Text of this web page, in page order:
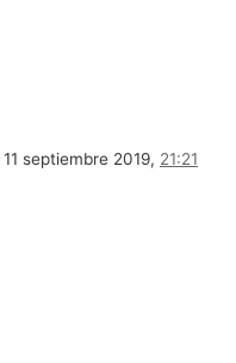
11 septiembre 2019, 21:21